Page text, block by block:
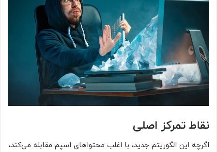
نقاط تمرکز اصلی
اگرچه این الگوریتم جدید، با اغلب محتواهای اسپم مقابله می‌کند،